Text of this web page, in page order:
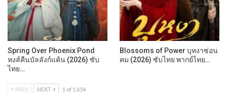
Spring Over Phoenix Pond
หงส์คืนบัลลังก์แค้น (2026) ซับ
ไทย…
Blossoms of Power บุหงาซ่อน
คม (2026) ซับไทย พากย์ไทย…
PREV NEXT 1 of 1,654